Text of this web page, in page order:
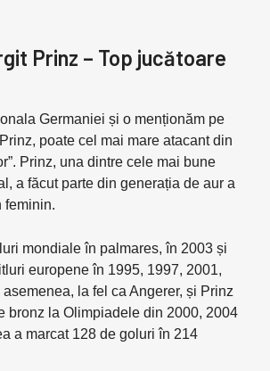
Prinz – Top jucătoare
Germaniei și o menționăm pe
poate cel mai mare atacant din
Prinz, una dintre cele mai bune
a făcut parte din generația de aur a
feminin.
mondiale în palmares, în 2003 și
europene în 1995, 1997, 2001,
la fel ca Angerer, și Prinz
bronz la Olimpiadele din 2000, 2004
a marcat 128 de goluri în 214